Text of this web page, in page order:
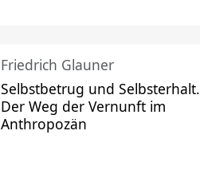
Friedrich Glauner
Selbstbetrug und Selbsterhalt.
Der Weg der Vernunft im
Anthropozän